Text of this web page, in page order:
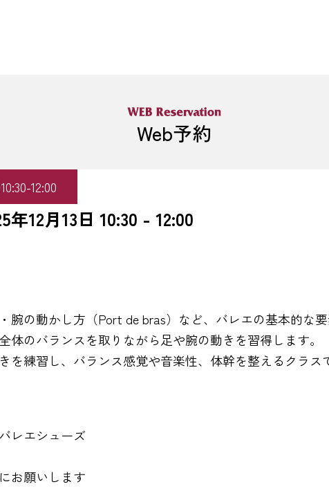
Web予約
12:00
12月13日 10:30 - 12:00
の動かし方（Port de bras）など、バレエの基本的な要
のバランスを取りながら足や腕の動きを習得します。
練習し、バランス感覚や音楽性、体幹を整えるクラス
レエシューズ
お願いします